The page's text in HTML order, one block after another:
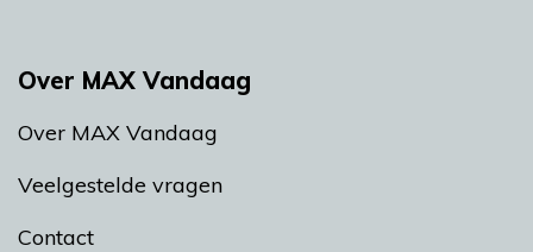
Over MAX Vandaag
Over MAX Vandaag
Veelgestelde vragen
Contact